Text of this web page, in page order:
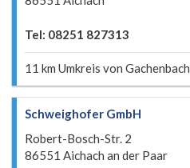
Tel: 08251 827313
11 km Umkreis von Gachenbach
Schweighofer GmbH
Robert-Bosch-Str. 2
86551 Aichach an der Paar